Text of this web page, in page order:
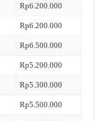
Rp6.200.000
Rp6.200.000
Rp6.500.000
Rp5.200.000
Rp5.300.000
Rp5.500.000